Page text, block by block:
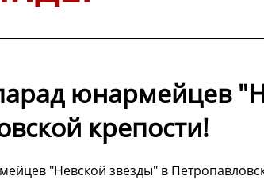
юнармейцев
крепости!
"Невской звезды" в